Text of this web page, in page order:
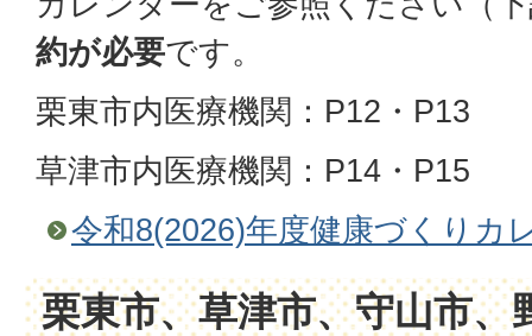
約が必要です。
栗東市内医療機関：P12・P13
草津市内医療機関：P14・P15
令和8(2026)年度健康づくりカ
栗東市、草津市、守山市、